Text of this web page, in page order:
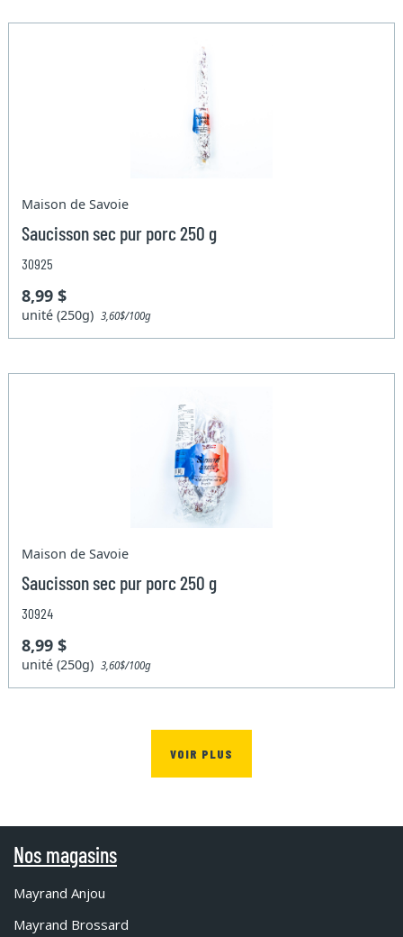
Maison de Savoie
Saucisson sec pur porc 250 g
30925
8,99 $
unité (250g)3,60$/100g
Maison de Savoie
Saucisson sec pur porc 250 g
30924
8,99 $
unité (250g)3,60$/100g
VOIR PLUS
Nos magasins
Mayrand Anjou
Mayrand Brossard